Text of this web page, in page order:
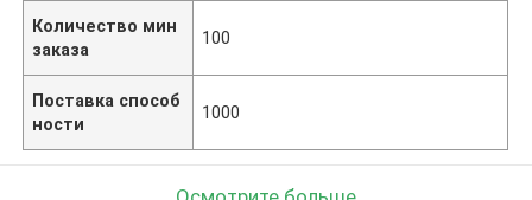
Количество мин
заказа
100
Поставка способ
ности
1000